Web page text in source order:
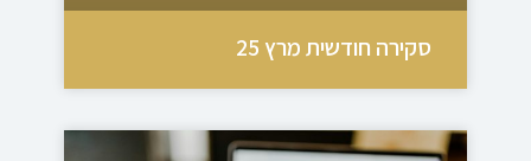
סקירה חודשית מרץ 25